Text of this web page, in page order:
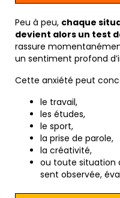
Peu à peu, chaque
devient alors un test
rassure
un sentiment profond
Cette anxiété peut
le travail,
les études,
le sport,
la prise de parole,
la créativité,
ou toute situation
sent observée,